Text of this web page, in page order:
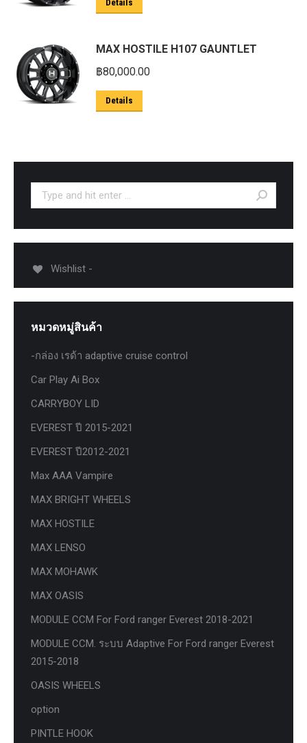
Details
MAX HOSTILE H107 GAUNTLET
฿80,000.00
Details
Search:
Wishlist -
หมวดหมู่สินค้า
-กล่อง เรด้า adaptive cruise control
Car Play Ai Box
CARRYBOY LID
EVEREST ปี 2015-2021
EVEREST ปี2012-2021
Max AAA Vampire
MAX BRIGHT WHEELS
MAX HOSTILE
MAX LENSO
MAX MOHAWK
MAX OASIS
MODULE CCM For Ford ranger Everest 2018-2021
MODULE CCM. ระบบ Adaptive For Ford ranger Everest
2015-2018
OASIS WHEELS
option
PINTLE HOOK